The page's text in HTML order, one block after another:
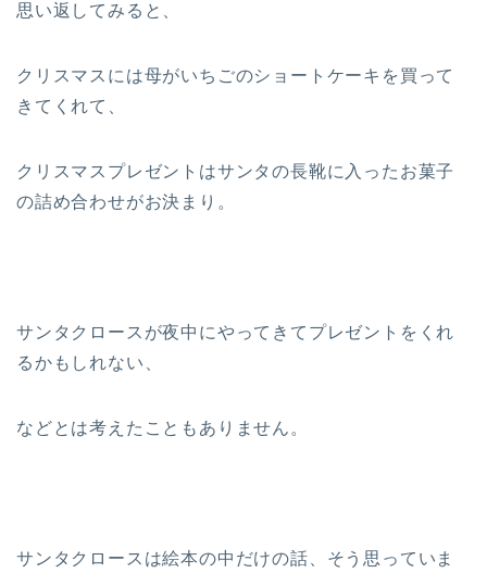
思い返してみると、
クリスマスには母がいちごのショートケーキを買って
きてくれて、
クリスマスプレゼントはサンタの長靴に入ったお菓子
の詰め合わせがお決まり。
サンタクロースが夜中にやってきてプレゼントをくれ
るかもしれない、
などとは考えたこともありません。
サンタクロースは絵本の中だけの話、そう思っていま